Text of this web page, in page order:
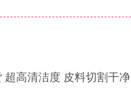
高清洁度 皮料切割干